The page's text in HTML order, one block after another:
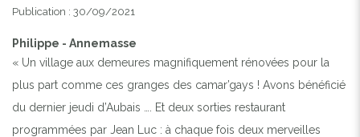
Publication : 30/09/2021
Philippe - Annemasse
« Un village aux demeures magnifiquement rénovées pour la
plus part comme ces granges des camar’gays ! Avons bénéficié
du dernier jeudi d’Aubais …. Et deux sorties restaurant
programmées par Jean Luc : à chaque fois deux merveilles